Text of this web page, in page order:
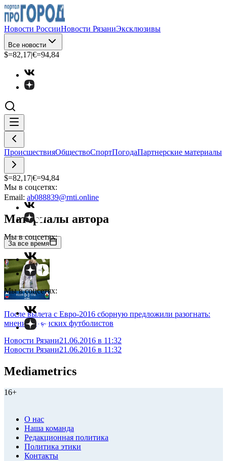
Новости РоссииНовости РязаниЭксклюзивы
Все новости
$=82,17|€=94,84
ПроисшествияОбществоСпортПогодаПартнерские материалы
$=82,17|€=94,84
Мы в соцсетях:
Мы в соцсетях:
Мы в соцсетях:
Email: ab088839@rnti.online
Материалы автора
За все время
После вылета с Евро-2016 сборную предложили разогнать:
мнение рязанских футболистов
Новости Рязани21.06.2016 в 11:32
Новости Рязани21.06.2016 в 11:32
Mediametrics
16+
О нас
Наша команда
Редакционная политика
Политика этики
Контакты